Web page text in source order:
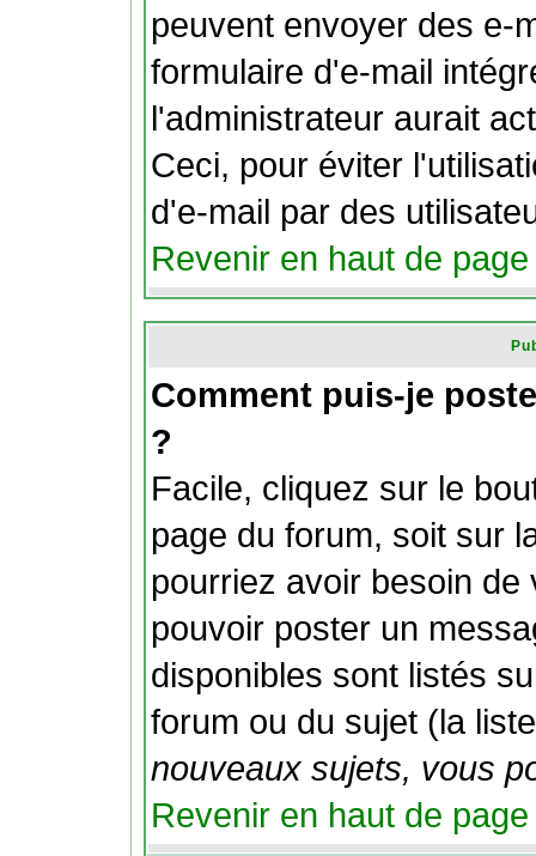
peuvent envoyer des e-
formulaire d'e-mail
l'administrateur aurait
Ceci, pour éviter
d'e-mail par des
Revenir en haut de page
Comment puis-je
?
Facile, cliquez sur le
page du forum, soit sur
pourriez avoir besoin
pouvoir poster un
disponibles sont listés
forum ou du sujet (la
nouveaux sujets, vous
Revenir en haut de page